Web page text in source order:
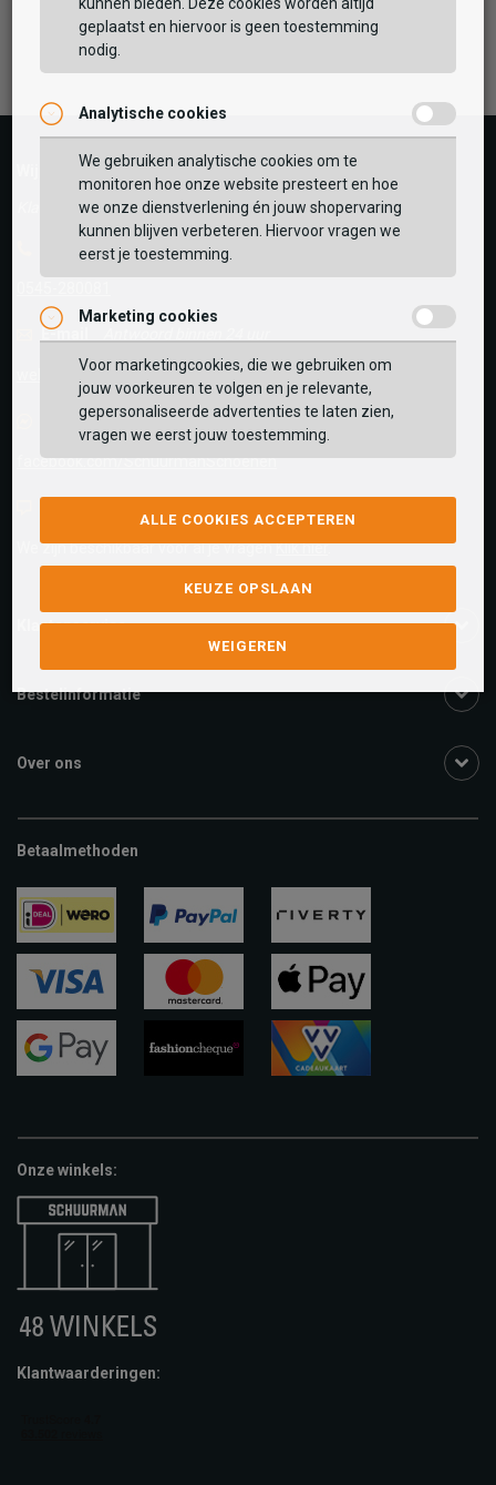
TOEVOEGEN AAN WINKELTAS
GEBRUIK MIJN LOCATIE
Zoek op postcode of gebruik jouw locatie om de
voorraad in een van onze winkels te bekijken.
BEKIJK WINKELTAS
VERDER WINKELEN
Vaak samen gekocht met
Facebook Pinterest
Wij helpen je graag!
Klantenservice geopend tot 17:00
Telefoon
E-mail
webshop@schuurman-schoenen.nl
Facebook chat
facebook.com/SchuurmanSchoenen
We zijn beschikbaar voor al je vragenKlik hier.
Klantenservice
Bestelinformatie
Over ons
Betaalmethoden
ideal paypal riverty
visa
apple-
pay
Onze winkels:
Klantwaarderingen:
kunnen bieden. Deze cookies worden altijd
geplaatst en hiervoor is geen toestemming
nodig.
Analytische cookies
We gebruiken analytische cookies om te
monitoren hoe onze website presteert en hoe
we onze dienstverlening én jouw shopervaring
kunnen blijven verbeteren. Hiervoor vragen we
eerst je toestemming.
Marketing cookies
Voor marketingcookies, die we gebruiken om
jouw voorkeuren te volgen en je relevante,
gepersonaliseerde advertenties te laten zien,
vragen we eerst jouw toestemming.
ALLE COOKIES ACCEPTEREN
KEUZE OPSLAAN
WEIGEREN